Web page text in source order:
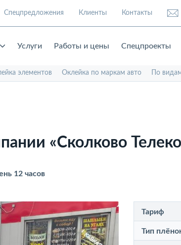
Спецпредложения Клиенты Контакты
Услуги Работы и цены Спецпроекты
элементов Оклейка по маркам авто По
«Сколково
12 часов
Тариф
Тип